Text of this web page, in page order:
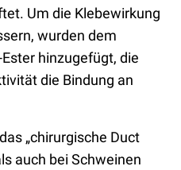
Um die Klebewirkung
wurden dem
hinzugefügt, die
die Bindung an
„chirurgische Duct
auch bei Schweinen